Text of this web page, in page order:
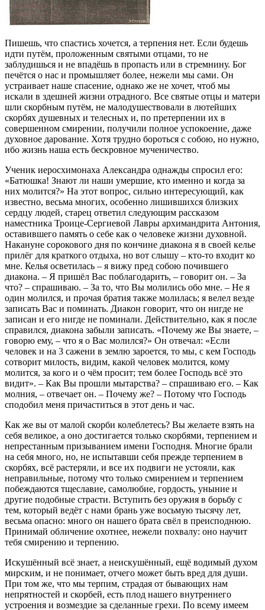
Пишешь, что спастись хочется, а терпения нет. Если будешь
идти путём, проложенным святыми отцами, то не
заблудишься и не впадёшь в пропасть или в стремнину. Бог
печётся о нас и промышляет более, нежели мы сами. Он
устраивает наше спасение, однако же не хочет, чтоб мы
искали в здешней жизни отрадного. Все святые отцы и матери
шли скорбным путём, не малодушествовали в лютейших
скорбях душевных и телесных и, по претерпении их в
совершенном смирении, получили полное успокоение, даже
духовное дарование. Хотя трудно бороться с собою, но нужно,
ибо жизнь наша есть бескровное мученичество.
Ученик иеросхимонаха Александра однажды спросил его:
«Батюшка! Знают ли наши умершие, кто именно и когда за
них молится?» На этот вопрос, сильно интересующий, как
известно, весьма многих, особенно лишившихся близких
сердцу людей, старец ответил следующим рассказом
наместника Троице-Сергиевой Лавры архимандрита Антония,
оставившего память о себе как о человеке жизни духовной.
Накануне сорокового дня по кончине диакона я в своей келье
прилёг для краткого отдыха, но вот слышу – кто-то входит ко
мне. Келья осветилась – я вижу пред собою почившего
диакона. – Я пришёл Вас поблагодарить, – говорит он. – За
что? – спрашиваю. – За то, что Вы молились обо мне. – Не я
один молился, и прочая братия также молилась; я велел везде
записать Вас и поминать. Диакон говорит, что он нигде не
записан и его нигде не поминали. Действительно, как я после
справился, диакона забыли записать. «Почему же Вы знаете, –
говорю ему, – что я о Вас молился?» Он отвечал: «Если
человек и на 3 сажени в землю зароется, то мы, с кем Господь
сотворит милость, видим, какой человек молится, кому
молится, за кого и о чём просит; тем более Господь всё это
видит». – Как Вы прошли мытарства? – спрашиваю его. – Как
молния, – отвечает он. – Почему же? – Потому что Господь
сподобил меня причаститься в этот день и час.
Как же вы от малой скорби колеблетесь? Вы желаете взять на
себя великое, а оно достигается только скорбями, терпением и
непрестанным призыванием имени Господня. Многие брали
на себя много, но, не испытавши себя прежде терпением в
скорбях, всё растеряли, и все их подвиги не устояли, как
неправильные, потому что только смирением и терпением
побеждаются тщеславие, самолюбие, гордость, уныние и
другие подобные страсти. Вступить без оружия в борьбу с
тем, который ведёт с нами брань уже восьмую тысячу лет,
весьма опасно: много он нашего брата свёл в преисподнюю.
Принимай обличение охотнее, нежели похвалу: оно научит
тебя смирению и терпению.
Искушённый всё знает, а неискушённый, ещё водимый духом
мирским, и не понимает, отчего может быть вред для души.
При том же, что мы терпим, страдая от бывающих нам
непрятностей и скорбей, есть плод нашего внутреннего
устроения и возмездие за сделанные грехи. По всему имеем